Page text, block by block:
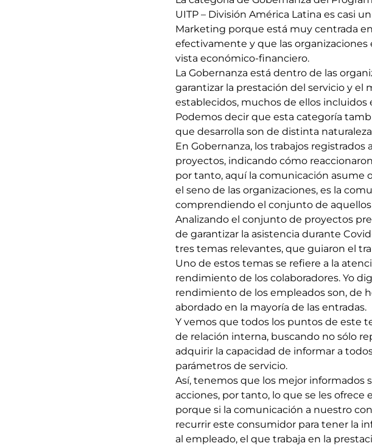
UITP – División América Latina es casi
Marketing porque está muy centrada
efectivamente y que las
vista económico-financiero.
La Gobernanza está dentro de las
garantizar la prestación del servicio y
establecidos, muchos de ellos incluidos
Podemos decir que esta categoría
que desarrolla son de distinta
En Gobernanza, los trabajos
proyectos, indicando cómo
por tanto, aquí la comunicación asume
el seno de las organizaciones, es la
comprendiendo el conjunto de
Analizando el conjunto de proyectos
de garantizar la asistencia durante
tres temas relevantes, que guiaron el
Uno de estos temas se refiere a la
rendimiento de los colaboradores. Yo
rendimiento de los empleados son, de
abordado en la mayoría de las entradas.
Y vemos que todos los puntos de este
de relación interna, buscando no sólo
adquirir la capacidad de informar a
parámetros de servicio.
Así, tenemos que los mejor informados
acciones, por tanto, lo que se les
porque si la comunicación a nuestro
recurrir este consumidor para tener la
al empleado, el que trabaja en la